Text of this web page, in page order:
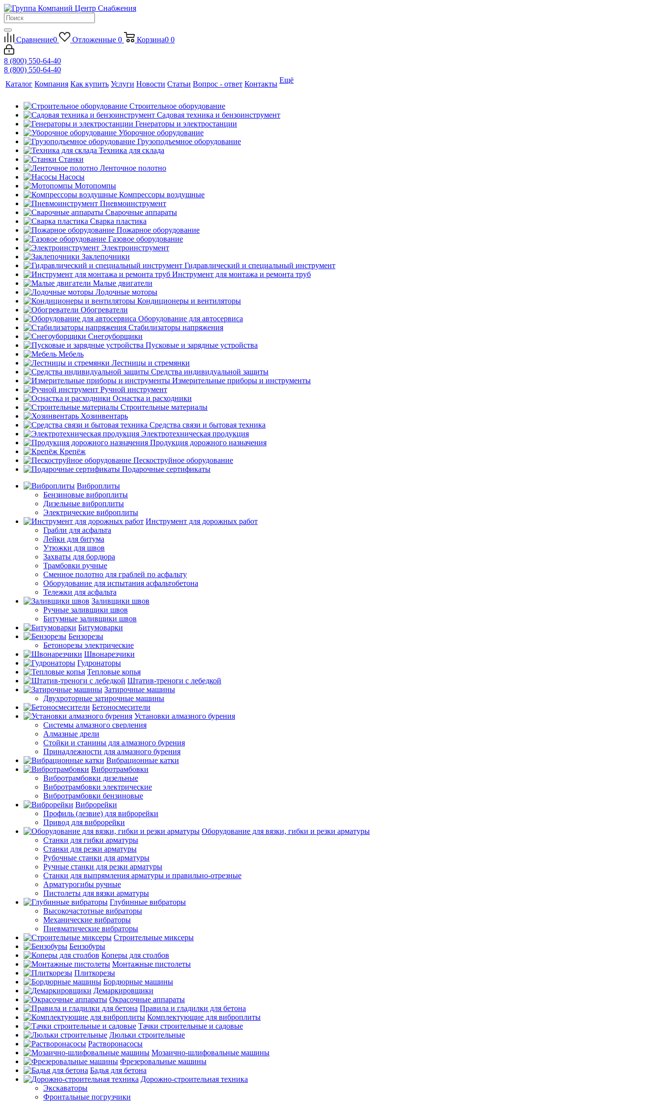
Сравнение0 Отложенные 0 Корзина0 0
8 (800) 550-64-40
8 (800) 550-64-40
Каталог Компания Как купить Услуги Новости Статьи Вопрос - ответ Контакты Ещё
Строительное оборудование
Садовая техника и бензоинструмент
Генераторы и электростанции
Уборочное оборудование
Грузоподъемное оборудование
Техника для склада
Станки
Ленточное полотно
Насосы
Мотопомпы
Компрессоры воздушные
Пневмоинструмент
Сварочные аппараты
Сварка пластика
Пожарное оборудование
Газовое оборудование
Электроинструмент
Заклепочники
Гидравлический и специальный инструмент
Инструмент для монтажа и ремонта труб
Малые двигатели
Лодочные моторы
Кондиционеры и вентиляторы
Обогреватели
Оборудование для автосервиса
Стабилизаторы напряжения
Снегоуборщики
Пусковые и зарядные устройства
Мебель
Лестницы и стремянки
Средства индивидуальной защиты
Измерительные приборы и инструменты
Ручной инструмент
Оснастка и расходники
Строительные материалы
Хозинвентарь
Средства связи и бытовая техника
Электротехническая продукция
Продукция дорожного назначения
Крепёж
Пескоструйное оборудование
Подарочные сертификаты
Виброплиты
Бензиновые виброплиты
Дизельные виброплиты
Электрические виброплиты
Инструмент для дорожных работ
Грабли для асфальта
Лейки для битума
Утюжки для швов
Захваты для бордюра
Трамбовки ручные
Сменное полотно для граблей по асфальту
Оборудование для испытания асфальтобетона
Тележки для асфальта
Заливщики швов
Ручные заливщики швов
Битумные заливщики швов
Битумоварки
Бензорезы
Бетонорезы электрические
Швонарезчики
Гудронаторы
Тепловые копья
Штатив-треноги с лебедкой
Затирочные машины
Двухроторные затирочные машины
Бетоносмесители
Установки алмазного бурения
Системы алмазного сверления
Алмазные дрели
Стойки и станины для алмазного бурения
Принадлежности для алмазного бурения
Вибрационные катки
Вибротрамбовки
Вибротрамбовки дизельные
Вибротрамбовки электрические
Вибротрамбовки бензиновые
Виброрейки
Профиль (лезвие) для виброрейки
Привод для виброрейки
Оборудование для вязки, гибки и резки арматуры
Станки для гибки арматуры
Станки для резки арматуры
Рубочные станки для арматуры
Ручные станки для резки арматуры
Станки для выпрямления арматуры и правильно-отрезные
Арматурогибы ручные
Пистолеты для вязки арматуры
Глубинные вибраторы
Высокочастотные вибраторы
Механические вибраторы
Пневматические вибраторы
Строительные миксеры
Бензобуры
Коперы для столбов
Монтажные пистолеты
Плиткорезы
Бордюрные машины
Демаркировщики
Окрасочные аппараты
Правила и гладилки для бетона
Комплектующие для виброплиты
Тачки строительные и садовые
Люльки строительные
Растворонасосы
Мозаично-шлифовальные машины
Фрезеровальные машины
Бадья для бетона
Дорожно-строительная техника
Экскаваторы
Фронтальные погрузчики